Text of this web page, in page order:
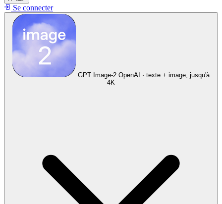
Se connecter
GPT Image-2 OpenAI · texte + image, jusqu'à
4K